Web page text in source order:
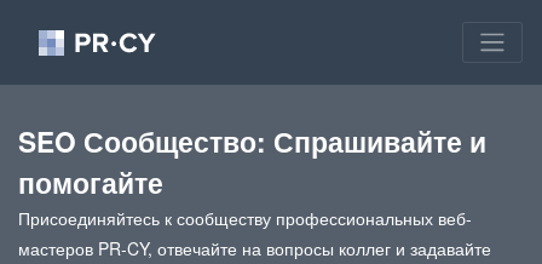
SEO Сообщество: Спрашивайте и
помогайте
Присоединяйтесь к сообществу профессиональных веб-
мастеров PR-CY, отвечайте на вопросы коллег и задавайте